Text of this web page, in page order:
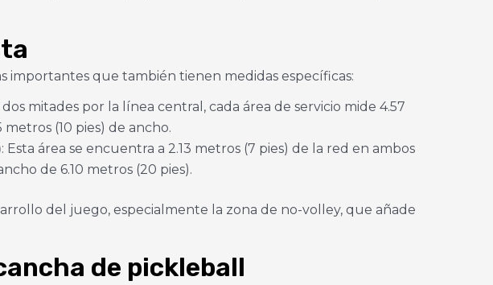
importantes que también tienen medidas específicas:
dos mitades por la línea central, cada área de servicio mide 4.57
metros (10 pies) de ancho.
: Esta área se encuentra a 2.13 metros (7 pies) de la red en ambos
de 6.10 metros (20 pies).
del juego, especialmente la zona de no-volley, que añade
de pickleball